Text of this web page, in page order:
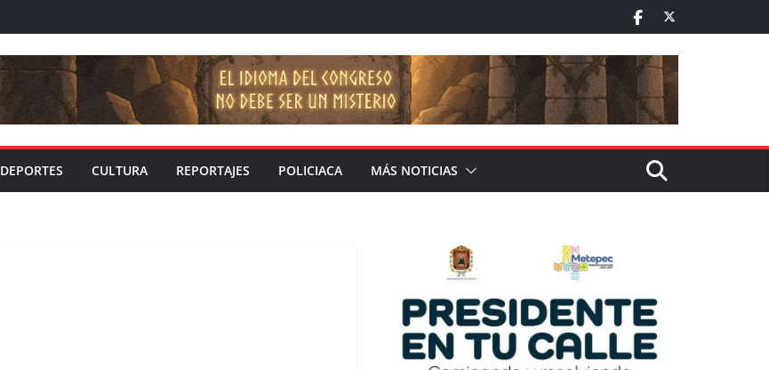
DEPORTES CULTURA REPORTAJES POLICIACA MÁS NOTICIAS